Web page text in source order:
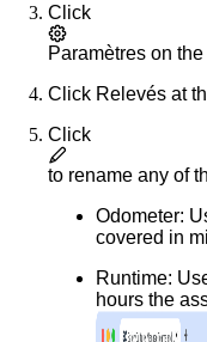
Click
Paramètres on
Click Relevés at
Click
to rename any of
Odometer:
covered in
Runtime:
hours the